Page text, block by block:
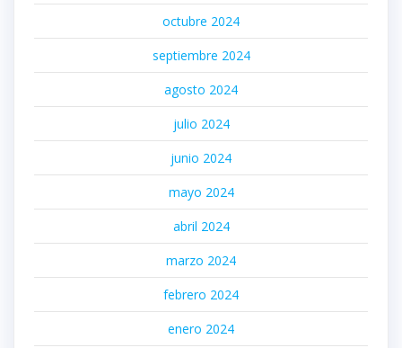
octubre 2024
septiembre 2024
agosto 2024
julio 2024
junio 2024
mayo 2024
abril 2024
marzo 2024
febrero 2024
enero 2024